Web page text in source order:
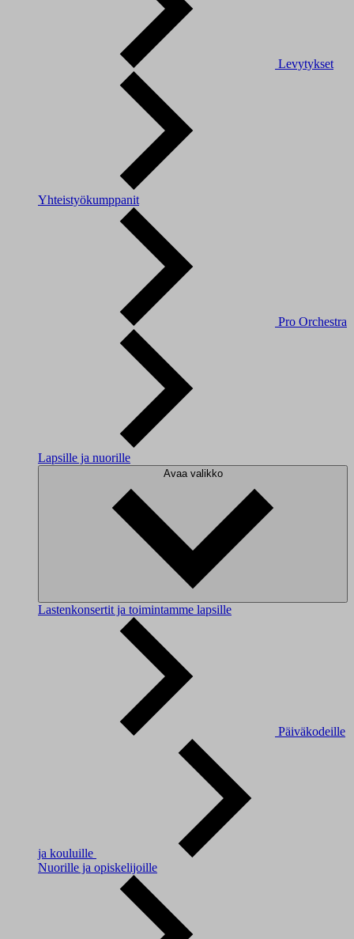
Levytykset
Yhteistyökumppanit
Pro Orchestra
Lapsille ja nuorille
Avaa valikko
Lastenkonsertit ja toimintamme lapsille
Päiväkodeille
ja kouluille
Nuorille ja opiskelijoille